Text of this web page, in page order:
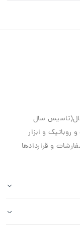
سیما الکترونیک با سابقه بیش از ۲۵سال(تاسیس سال
و روباتیک و ابزار
و قراردادها